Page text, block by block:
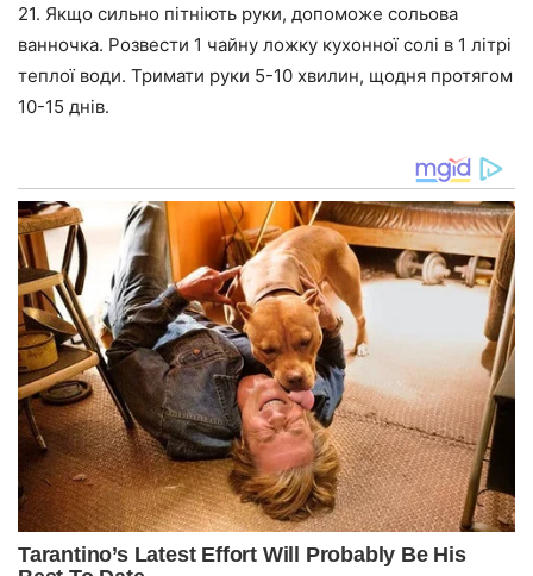
21. Якщо сильно пітніють руки, допоможе сольова
ванночка. Розвести 1 чайну ложку кухонної солі в 1 літрі
теплої води. Тримати руки 5-10 хвилин, щодня протягом
10-15 днів.